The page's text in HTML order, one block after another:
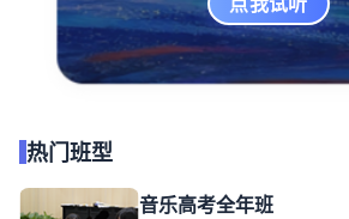
热门班型
音乐高考全年班